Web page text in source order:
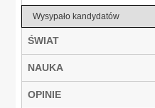
Wysypało kandydatów
ŚWIAT
NAUKA
OPINIE